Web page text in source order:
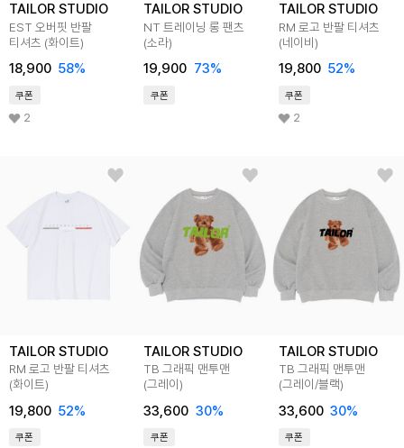
TAILOR STUDIO
EST 오버핏 반팔
티셔츠 (화이트)
18,900 58%
쿠폰
2
TAILOR STUDIO
NT 트레이닝 롱 팬츠
(소라)
19,900 73%
쿠폰
TAILOR STUDIO
RM 로고 반팔 티셔츠
(네이비)
19,800 52%
쿠폰
2
TAILOR STUDIO
RM 로고 반팔 티셔츠
(화이트)
19,800 52%
쿠폰
TAILOR STUDIO
TB 그래픽 맨투맨
(그레이)
33,600 30%
쿠폰
TAILOR STUDIO
TB 그래픽 맨투맨
(그레이/블랙)
33,600 30%
쿠폰